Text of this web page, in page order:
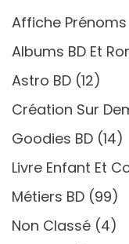
Affiche Prénoms
Albums BD Et
Astro BD (12)
Création Sur
Goodies BD (14)
Livre Enfant Et
Métiers BD (99)
Non Classé (4)